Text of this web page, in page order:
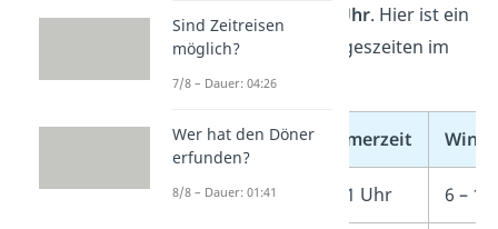
Winter von bis 17 Uhr. Hier ist ein
Überblick über alle Tageszeiten im
Sommer und Winter:
Tageszeit Sommerzeit
Morgen 7 – 11 Uhr 6 –
Sind Zeitreisen
möglich?
7/8 – Dauer: 04:26
Wer hat den Döner
erfunden?
8/8 – Dauer: 01:41